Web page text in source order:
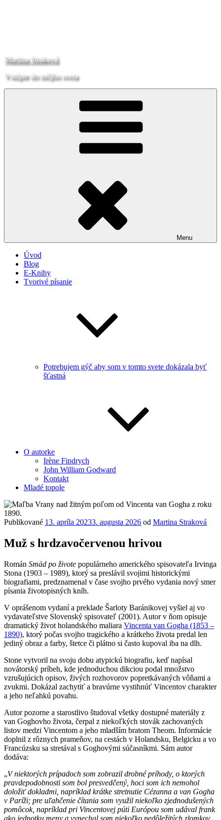
Martina Straková
Vstúpte do môjho sveta
Menu
Úvod
Blog
E-Knihy
Tvorivé písanie
Potrebujem gýč aby som v tomto svete dokázala byť
šťastná
O autorke
Irène Findrych
John William Godward
Kontakt
Mladé topole
Publikované 13. apríla 20233. augusta 2026 od Martina Straková
Muž s hrdzavočervenou hrivou
Román Smäd po živote populárneho amerického spisovateľa Irvinga
Stona (1903 – 1989), ktorý sa preslávil svojimi historickými
biografiami, predznamenal v čase svojho prvého vydania nový smer
písania životopisných kníh.
V oprášenom vydaní a preklade Šarloty Baránikovej vyšiel aj vo
vydavateľstve Slovenský spisovateľ (2001). Autor v ňom opisuje
dramatický život holandského maliara Vincenta van Gogha (1853 –
1890), ktorý počas svojho tragického a krátkeho života predal len
jediný obraz a farby, štetce či plátno si často kupoval iba na dlh.
Stone vytvoril na svoju dobu atypickú biografiu, keď napísal
novátorský príbeh, kde jednoduchou dikciou podal množstvo
vzrušujúcich opisov, živých rozhovorov popretkávaných vôňami a
zvukmi. Dokázal zachytiť a bravúrne vystihnúť Vincentov charakter
a jeho neľahkú povahu.
Autor pozorne a starostlivo študoval všetky dostupné materiály z
van Goghovho života, čerpal z niekoľkých stovák zachovaných
listov medzi Vincentom a jeho mladším bratom Theom. Informácie
doplnil z rôznych prameňov, na cestách v Holandsku, Belgicku a vo
Francúzsku sa stretával s Goghovými súčasníkmi. Sám autor
dodáva:
„V niektorých prípadoch som zobrazil drobné príhody, o ktorých
pravdepodobnosti som bol presvedčený, hoci som ich nemohol
doložiť dokladmi, napríklad krátke stretnutie Cézanna a van Gogha
v Paríži; pre uľahčenie čítania som využil niekoľko zjednodušených
pomôcok, napríklad pri Vincentovej púti Európou som udával frank
ako jednotku meny a vynechal som niekoľko nedôležitých zlomkov